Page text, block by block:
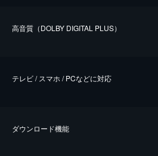
⾼⾳質（DOLBY DIGITAL PLUS）
テレビ / スマホ / PCなどに対応
ダウンロード機能